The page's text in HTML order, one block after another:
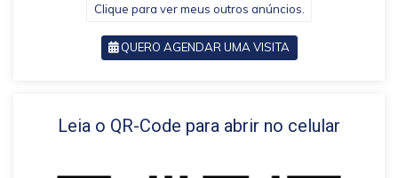
Clique para ver meus outros anúncios.
QUERO AGENDAR UMA VISITA
VOLTAR
Leia o QR-Code para abrir no celular